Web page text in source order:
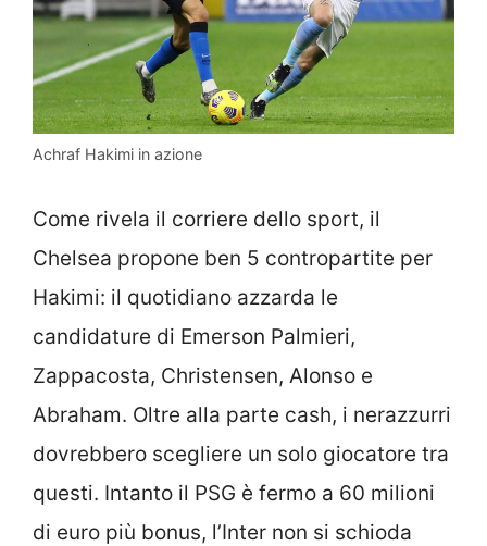
Achraf Hakimi in azione
Come rivela il corriere dello sport, il
Chelsea propone ben 5 contropartite per
Hakimi: il quotidiano azzarda le
candidature di Emerson Palmieri,
Zappacosta, Christensen, Alonso e
Abraham. Oltre alla parte cash, i nerazzurri
dovrebbero scegliere un solo giocatore tra
questi. Intanto il PSG è fermo a 60 milioni
di euro più bonus, l’Inter non si schioda